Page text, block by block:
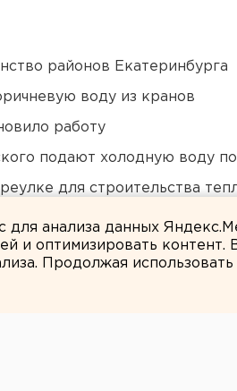
районов Екатеринбурга
воду из кранов
работу
подают холодную воду по
для строительства
для анализа данных
и оптимизировать
Продолжая